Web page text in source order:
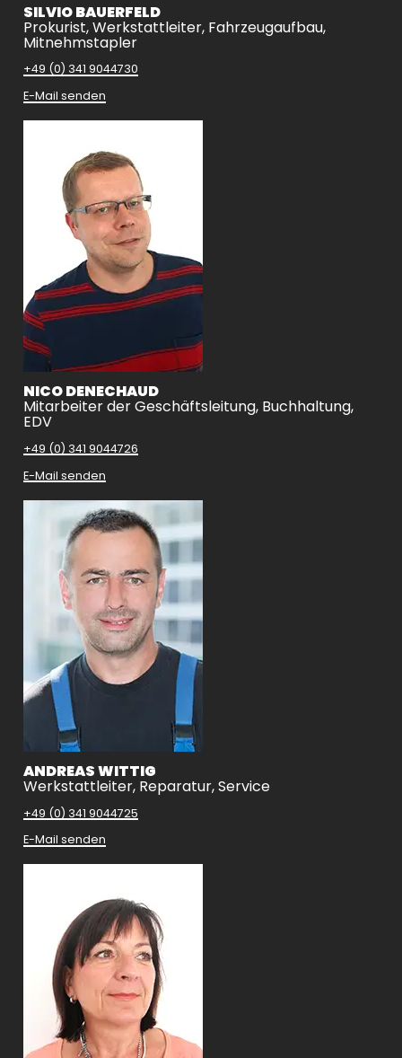
SILVIO BAUERFELD
Prokurist, Werkstattleiter, Fahrzeugaufbau,
Mitnehmstapler
+49 (0) 341 9044730
E-Mail senden
NICO DENECHAUD
Mitarbeiter der Geschäftsleitung, Buchhaltung,
EDV
+49 (0) 341 9044726
E-Mail senden
ANDREAS WITTIG
Werkstattleiter, Reparatur, Service
+49 (0) 341 9044725
E-Mail senden